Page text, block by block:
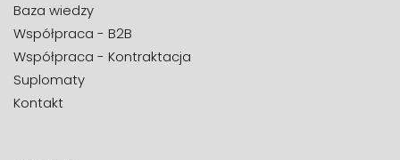
Baza wiedzy
Współpraca - B2B
Współpraca - Kontraktacja
Suplomaty
Kontakt